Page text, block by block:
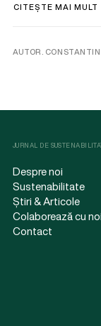
CITEȘTE MAI MULT
AUTOR.
JURNAL DE
Despre noi
Sustenabilitate
Știri & Articole
Colaborează cu noi
Contact